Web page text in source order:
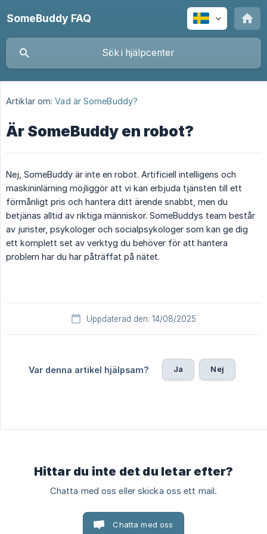
SomeBuddy FAQ
Artiklar om: Vad är SomeBuddy?
Är SomeBuddy en robot?
Nej, SomeBuddy är inte en robot. Artificiell intelligens och
maskininlärning möjliggör att vi kan erbjuda tjänsten till ett
förmånligt pris och hantera ditt ärende snabbt, men du
betjänas alltid av riktiga människor. SomeBuddys team består
av jurister, psykologer och socialpsykologer som kan ge dig
ett komplett set av verktyg du behöver för att hantera
problem har du har påträffat på nätet.
Uppdaterad den: 14/08/2025
Var denna artikel hjälpsam? Ja Nej
Hittar du inte det du letar efter?
Chatta med oss eller skicka oss ett mail.
Chatta med oss